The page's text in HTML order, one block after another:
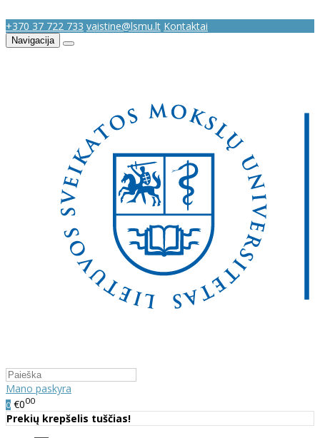
+370 37 722 733 vaistine@lsmu.lt Kontaktai
Navigacija
Mano paskyra
0 €000
Prekių krepšelis tuščias!